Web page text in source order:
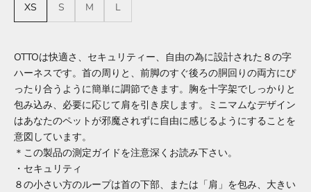
XS
S M L
OTTOは快適さ、セキュリティー、自由の為に設計された８の字
ハーネスです。首の周りと、前脚のすぐ後ろの胴回りの両方にぴ
ったり合うように簡単に調節できます。胸を十字架でしっかりと
包み込み、必要に応じて肩を引き戻します。ミニマムなデザイン
はあなたのペットが邪魔されずに自由に感じるようにすることを
意図しています。
＊この製品の測定ガイドを注意深くお読み下さい。
・セキュリティ
８の小さい方のループは首の下部、または「肩」を包み、大きい